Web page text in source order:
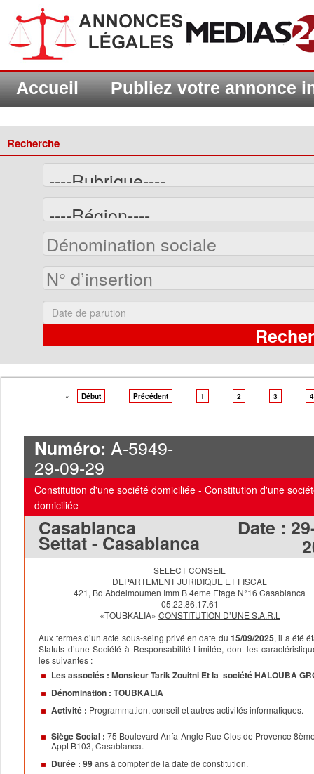
Accueil Publiez votre annonce
Recherche
« Début Précédent 1 2 3 4
Numéro: A-5949-
29-09-29
Constitution d'une société domiciliée - Constitution d'une
domiciliée
Casablanca
Settat - Casablanca
Date :
SELECT CONSEIL
DEPARTEMENT JURIDIQUE ET FISCAL
421, Bd Abdelmoumen Imm B 4eme Etage N°16Casablanca
05.22.86.17.61
«TOUBKALIA» CONSTITUTION D’UNE S.A.R.L
Aux termes d’un acte sous-seing privé en date du15/09/2025, il a été
Statuts d’une Société à Responsabilité Limitée, dont les
les suivantes :
Les associés :Monsieur Tarik Zouitni Et la société HALOUBA
Dénomination : TOUBKALIA
Activité : Programmation, conseil et autres activités informatiques.
Siège Social : 75 Boulevard Anfa Angle Rue Clos de Provence
Appt B103, Casablanca.
Durée : 99ans à compter de la date de constitution.